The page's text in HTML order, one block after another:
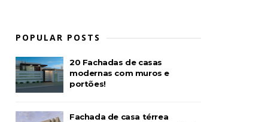
POPULAR POSTS
20 Fachadas de casas
modernas com muros e
portões!
Fachada de casa térrea